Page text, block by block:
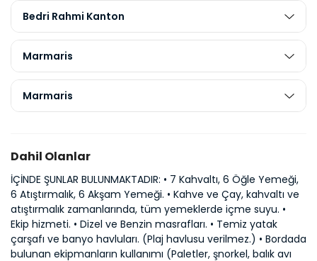
Bedri Rahmi Kanton
Marmaris
Marmaris
Dahil Olanlar
İÇİNDE ŞUNLAR BULUNMAKTADIR: • 7 Kahvaltı, 6 Öğle Yemeği,
6 Atıştırmalık, 6 Akşam Yemeği. • Kahve ve Çay, kahvaltı ve
atıştırmalık zamanlarında, tüm yemeklerde içme suyu. •
Ekip hizmeti. • Dizel ve Benzin masrafları. • Temiz yatak
çarşafı ve banyo havluları. (Plaj havlusu verilmez.) • Bordada
bulunan ekipmanların kullanımı (Paletler, şnorkel, balık avı